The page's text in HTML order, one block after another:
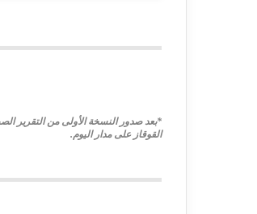
*بعد صدور النسخة الأولى من التقرير
القوقاز على مدار اليوم.